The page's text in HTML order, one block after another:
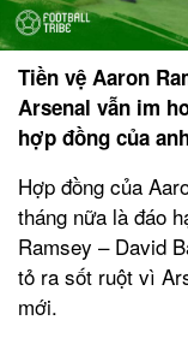
Tiền vệ Aaron
Arsenal vẫn im
hợp đồng của
Hợp đồng của
tháng nữa là đáo
Ramsey – David
tỏ ra sốt ruột vì
mới.